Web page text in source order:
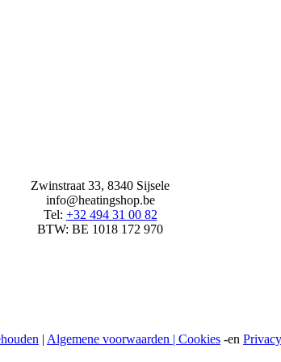
Zwinstraat 33, 8340 Sijsele
info@heatingshop.be
Tel: +32 494 31 00 82
BTW: BE 1018 172 970
| Algemene voorwaarden | Cookies -en